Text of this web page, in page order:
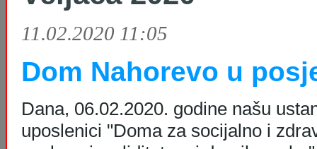
11.02.2020 11:05
Dom Nahorevo u
Dana, 06.02.2020. godine našu
uposlenici "Doma za socijalno i